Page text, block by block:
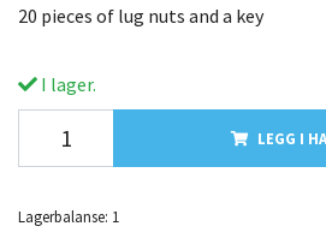
20 pieces of lug nuts and a key
I lager.
LEGG I
Lagerbalanse: 1